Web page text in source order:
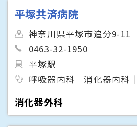
平塚共済病院
神奈川県平塚市追分9-11
0463-32-1950
平塚駅
呼吸器内科
消化器内科
消化器外科